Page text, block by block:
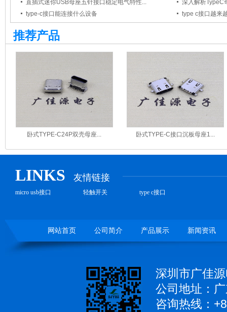
直插式迷你USB母座五针接口稳定电气特性...
深入解析TypeC
type-c接口能连接什么设备
type c接口越来
推荐产品
卧式TYPE-C24P双壳母座... 卧式TYPE-C接口沉板母座1...
LINKS 友情链接
micro usb接口 轻触开关 type c接口
网站首页 公司简介 产品展示 新闻资讯
深圳市广佳
公司地址：
咨询热线：